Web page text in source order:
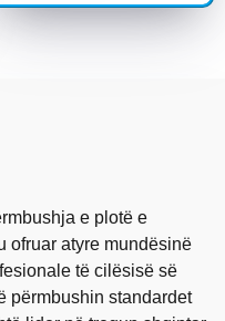
e plotë e
ofruar atyre mundësinë
të cilësisë së
përmbushin standardet